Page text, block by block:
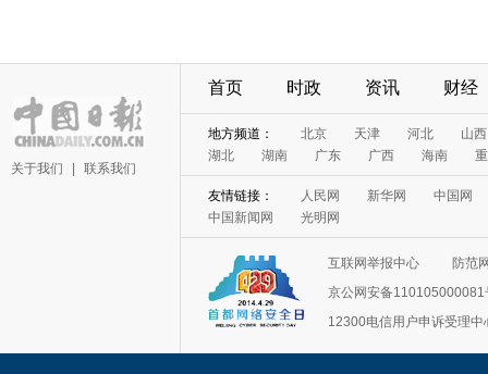
关于我们 联系我们
首页 时政 资讯 财经
地方频道： 北京 天津 河北
山西
湖北
湖南 广东 广西 海南
友情链接： 人民网 新华网
中国网
中国新闻网
光明网
互联网举报中心
防范
京公网安备110105000081
12300电信用户申诉受理中